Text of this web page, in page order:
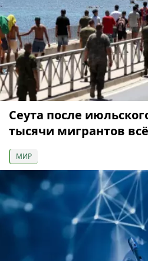
Сеута после
тысячи мигрантов
МИР